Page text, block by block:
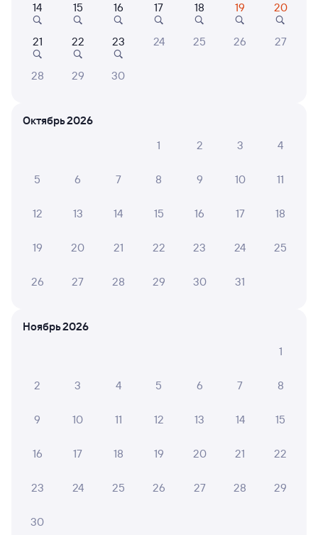
6 причин купить ж/д билеты
Подробные ответы на вопросы о поездке или
Нет рейсов по этому маршруту
14 15 16 17 18 19 20
21 22 23 24 25 26 27
28 29 30
Октябрь 2026
1
2 3 4
5 6 7 8 9 10 11
12 13 14 15 16 17 18
19 20 21 22 23 24 25
26 27 28 29 30 31
Ноябрь 2026
1
2 3 4 5 6 7 8
9 10 11 12 13 14 15
16 17 18 19 20 21 22
23 24 25 26 27 28 29
30